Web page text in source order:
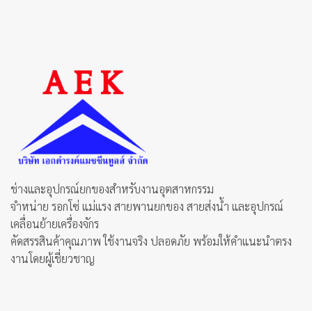
ช่างและอุปกรณ์ยกของสำหรับงานอุตสาหกรรม
จำหน่าย รอกโซ่ แม่แรง สายพานยกของ สายส่งน้ำ และอุปกรณ์
เคลื่อนย้ายเครื่องจักร
คัดสรรสินค้าคุณภาพ ใช้งานจริง ปลอดภัย พร้อมให้คำแนะนำตรง
งานโดยผู้เชี่ยวชาญ